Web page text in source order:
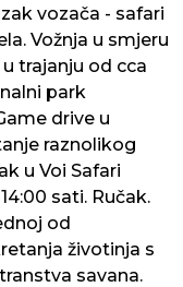
vozača - safari
Vožnja u smjeru
trajanju od cca
park
drive u
raznolikog
u Voi Safari
sati. Ručak.
od
životinja s
savana.